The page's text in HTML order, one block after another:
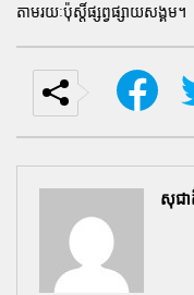
តាមរយៈប៉ុស្តិ៍ផ្សព្វផ្សាយសង្គម។
សុជា